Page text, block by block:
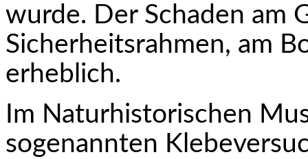
wurde. Der Schaden am
Sicherheitsrahmen, am
erheblich.
Im Naturhistorischen
sogenannten